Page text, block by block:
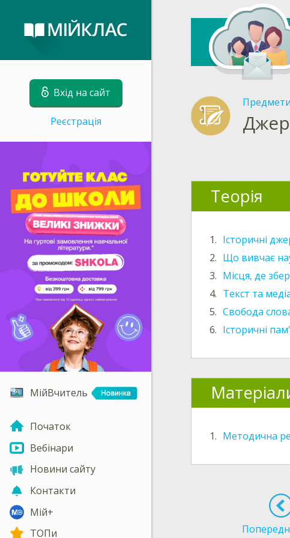
Вхід на сайт
Реєстрація
МійВчитель
Початок
Вебінари
Новини сайту
Контакти
Мій+
ТОПи
Предмети
Теорія
1. Історичні
2. Що вивчає
3. Місця, де
4. Текст та
5. Свобода
6. Історичні
1. Методична